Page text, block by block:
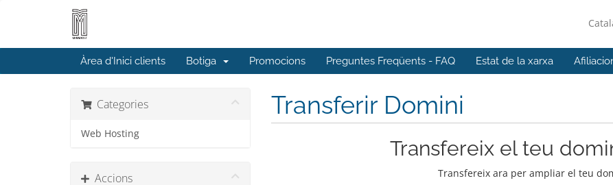
Àrea d'Inici clients Botiga Promocions Preguntes Freqüents - FAQ Estat de la xarxa
Categories
Web Hosting
Accions
Transferir Domini
Transfereix el teu
Transfereix ara per ampliar el teu